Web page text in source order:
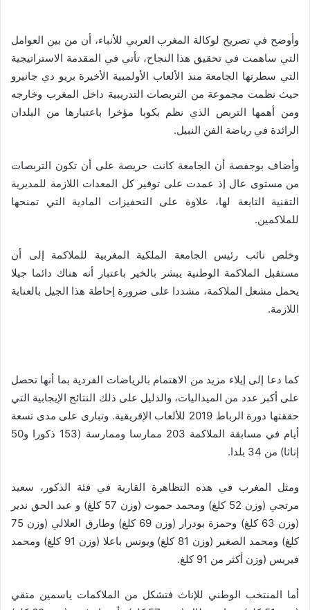
وأوضح في تصريح لوكالة المغرب العربي للأنباء، أن من بين العوامل
التي ساهمت في تحقيق هذا النجاح، تأتي في المقدمة الاستراتيجية
التي سطرتها الجامعة منذ الألعاب الأولمبية الأخيرة بريو دي جانيرو
حيث نظمت مجموعة من التربصات التدريبية داخل المغرب وخارجه
ومن أهمها التربص الذي نظم بكوبا مؤخرا باعتبارها من البلدان
الرائدة في رياضة الفن النبيل.
وأضاف بوجفصة أن الجامعة كانت حريصة على أن تكون التربصات
من مستوى عال إذ عمدت على توفير كل المعدات اللازمة للمديرية
التقنية التابعة لها، علاوة على التحفيزات المادية التي تمنحها
للملاكمين.
وخلص نائب رئيس الجامعة الملكية المغربية للملاكمة إلى أن
مستقبل الملاكمة الوطنية يبشر بالخير باعتبار أنه هناك دائما جيلا
يحمل مشعل الملاكمة، مشددا على ضرورة إحاطة هذا الجيل بالعناية
اللازمة.
كما دعا إلى إيلاء مزيد من الاهتمام بالرياضات الفردية بما أنها تحصل
على أكبر عدد من الميداليات، والدليل على ذلك النتائج الإيجابية التي
حققتها دورة الرباط 2019 للألعاب الإفريقية. وتبارى على مدى تسعة
أيام في مسابقة الملاكمة 203 ممارسا وممارسة (153 ذكورا و50
إناثا) من 34 بلدا
.
ومثل المغرب في هذه التظاهرة القارية في فئة الذكور، سعيد
مرتجي (وزن 52 كلغ) ومحمد حموت (وزن 57 كلغ) و عبد الحق ندير
(وزن 63 كلغ) وحمزة بودرار (وزن 69 كلغ) وطارق العلالي (وزن 75
كلغ) ومحمد الصغير (وزن 81 كلغ) ويونس باعلا (وزن 91 كلغ) ومحمد
فيريس (وزن أكثر من 91 كلغ
.
أما المنتخب الوطني للإناث فتشكل من الملاكمات ياسمين متقي